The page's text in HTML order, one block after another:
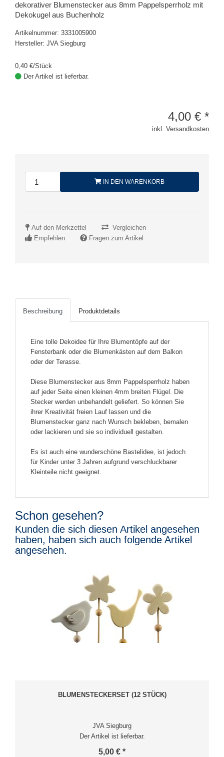
dekorativer Blumenstecker aus 8mm Pappelsperrholz mit
Dekokugel aus Buchenholz
Artikelnummer: 3331005900
Hersteller: JVA Siegburg
0,40 €/Stück
Der Artikel ist lieferbar.
4,00 € *
inkl. Versandkosten
IN DEN WARENKORB
Auf den Merkzettel
Vergleichen
Empfehlen
Fragen zum Artikel
Beschreibung Produktdetails
Eine tolle Dekoidee für Ihre Blumentöpfe auf der
Fensterbank oder die Blumenkästen auf dem Balkon
oder der Terasse.
Diese Blumenstecker aus 8mm Pappelsperrholz haben
auf jeder Seite einen kleinen 4mm breiten Flügel. Die
Stecker werden unbehandelt geliefert. So können Sie
ihrer Kreativität freien Lauf lassen und die
Blumenstecker ganz nach Wunsch bekleben, bemalen
oder lackieren und sie so individuell gestalten.
Es ist auch eine wunderschöne Bastelidee, ist jedoch
für Kinder unter 3 Jahren aufgrund verschluckbarer
Kleinteile nicht geeignet.
Schon gesehen?
Kunden die sich diesen Artikel angesehen
haben, haben sich auch folgende Artikel
angesehen.
BLUMENSTECKERSET (12 STÜCK)
JVA Siegburg
Der Artikel ist lieferbar.
5,00 € *